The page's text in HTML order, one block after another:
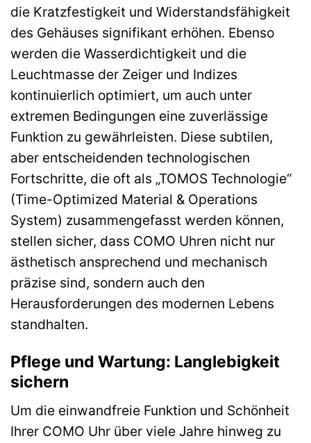
die Kratzfestigkeit und Widerstandsfähigkeit
des Gehäuses signifikant erhöhen. Ebenso
werden die Wasserdichtigkeit und die
Leuchtmasse der Zeiger und Indizes
kontinuierlich optimiert, um auch unter
extremen Bedingungen eine zuverlässige
Funktion zu gewährleisten. Diese subtilen,
aber entscheidenden technologischen
Fortschritte, die oft als „TOMOS Technologie“
(Time-Optimized Material & Operations
System) zusammengefasst werden können,
stellen sicher, dass COMO Uhren nicht nur
ästhetisch ansprechend und mechanisch
präzise sind, sondern auch den
Herausforderungen des modernen Lebens
standhalten.
Pflege und Wartung: Langlebigkeit
sichern
Um die einwandfreie Funktion und Schönheit
Ihrer COMO Uhr über viele Jahre hinweg zu